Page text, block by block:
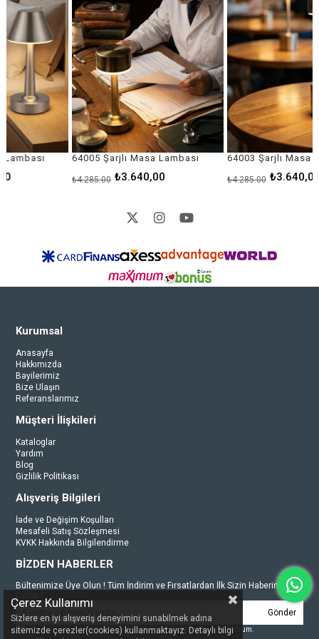
64005 Şarjlı Masa Lambası
₺3.640,00
₺4.285,00
64003 Şarjlı Masa Lambası
₺3.640,00
₺4.285,00
Kurumsal
Anasayfa
Hakkımızda
Bayilerimiz
Bize Ulaşın
Referanslarımız
Müşteri İlişkileri
Kataloglar
Yardım
Blog
Gizlilik Politikası
Alışveriş Bilgileri
İade ve Değişim Koşulları
Mesafeli Satış Sözleşmesi
KVKK Hakkında Bilgilendirme
BİZDEN HABERLER
Bültenimize Üye Olun ! Tüm İndirim ve Fırsatlardan İlk Sizin Haberiniz
Gönder
Üyelik koşullarınıvekişisel verileriminkorunmasını kabul ediyorum.
Çerez Kullanımı
Sizlere en iyi alışveriş deneyimini sunabilmek adına
sitemizde çerezler(cookies) kullanmaktayız. Detaylı bilgi